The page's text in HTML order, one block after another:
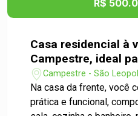
R$
Casa residencial à
Campestre, ideal
conforto, espaço e
um terreno com
independentes!
Campestre - São
Na casa da frente, você
prática e funcional,